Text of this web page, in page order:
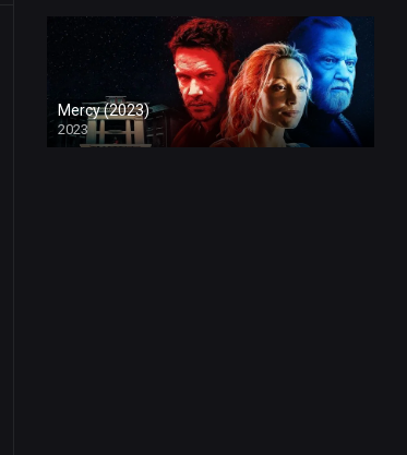
Mercy (2023)
2023